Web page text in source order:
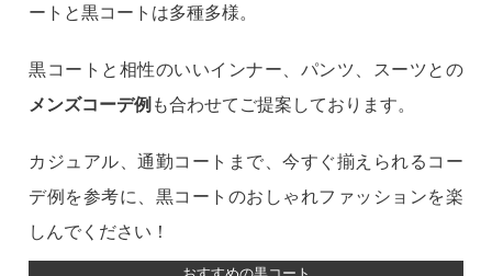
ートと黒コートは多種多様。
黒コートと相性のいいインナー、パンツ、スーツとの
メンズコーデ例 も合わせてご提案しております。
カジュアル、通勤コートまで、今すぐ揃えられるコー
デ例を参考に、黒コートのおしゃれファッションを楽
しんでください！